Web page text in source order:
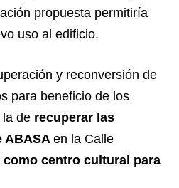
propuesta permitiría
uso al edificio.
y reconversión de
para beneficio de los
la de recuperar las
ABASA en la Calle
como centro cultural para